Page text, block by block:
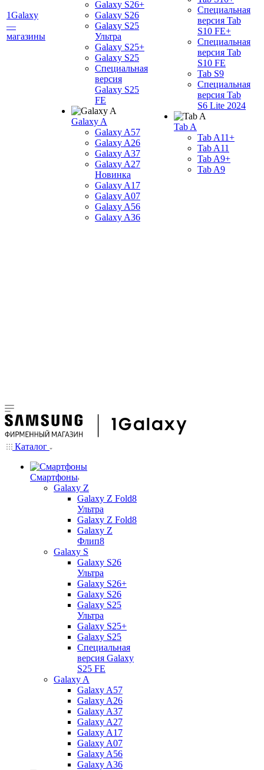
1Galaxy
—
магазины
Galaxy S26+
Galaxy S26
Galaxy S25
Ультра
Galaxy S25+
Galaxy S25
Специальная
версия
Galaxy S25
FE
Galaxy A
Galaxy A57
Galaxy A26
Galaxy A37
Galaxy A27
Новинка
Galaxy A17
Galaxy A07
Galaxy A56
Galaxy A36
Специальная
версия Tab
S10 FE+
Специальная
версия Tab
S10 FE
Tab S9
Специальная
версия Tab
S6 Lite 2024
Tab A
Tab A11+
Tab A11
Tab A9+
Tab A9
Каталог
Смартфоны
Galaxy Z
Galaxy Z Fold8
Ультра
Galaxy Z Fold8
Galaxy Z
Флип8
Galaxy S
Galaxy S26
Ультра
Galaxy S26+
Galaxy S26
Galaxy S25
Ультра
Galaxy S25+
Galaxy S25
Специальная
версия Galaxy
S25 FE
Galaxy A
Galaxy A57
Galaxy A26
Galaxy A37
Galaxy A27
Galaxy A17
Galaxy A07
Galaxy A56
Galaxy A36